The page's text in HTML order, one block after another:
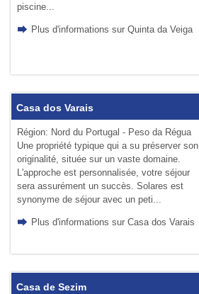
piscine...
Plus d'informations sur Quinta da Veiga
Casa dos Varais
Région: Nord du Portugal - Peso da Régua
Une propriété typique qui a su préserver son
originalité, située sur un vaste domaine.
L'approche est personnalisée, votre séjour
sera assurément un succès. Solares est
synonyme de séjour avec un peti...
Plus d'informations sur Casa dos Varais
Casa de Sezim